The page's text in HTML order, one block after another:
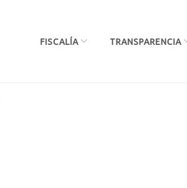
FISCALÍA TRANSPARENCIA